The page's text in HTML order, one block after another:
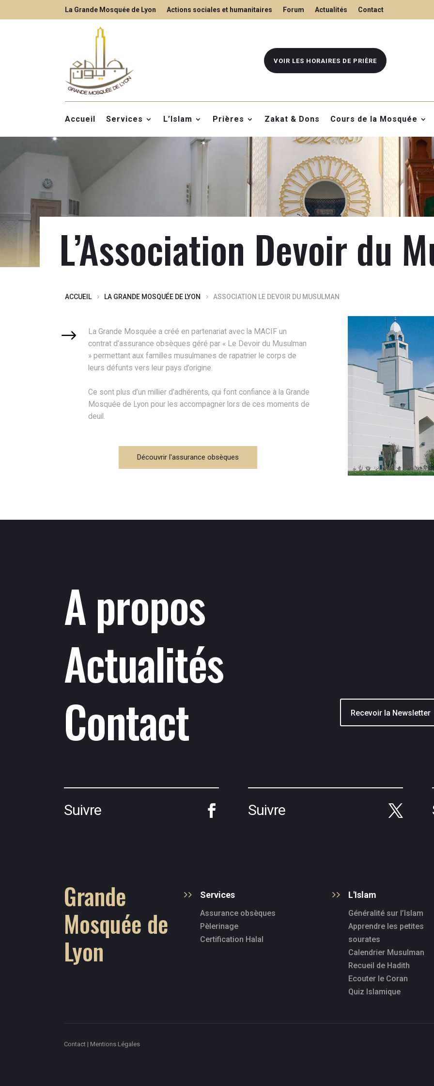
La Grande Mosquée de Lyon Actions sociales et humanitaires Forum Actualités Contact
VOIR LES HORAIRES DE PRIÈRE
Accueil Services L’Islam Prières Zakat & Dons Cours de la Mosquée
L’Association Devoir du
ACCUEIL LA GRANDE MOSQUÉE DE LYON ASSOCIATION LE DEVOIR DU MUSULMAN
La Grande Mosquée a créé en partenariat avec la MACIF un
contrat d’assurance obsèques géré par « Le Devoir du Musulman
» permettant aux familles musulmanes de rapatrier le corps de
leurs défunts vers leur pays d’origine.
Ce sont plus d’un millier d’adhérents, qui font confiance à la Grande
Mosquée de Lyon pour les accompagner lors de ces moments de
deuil.
Découvrir l'assurance obsèques
A propos
Actualités
Contact
Suivre Suivre
Grande
Mosquée de
Lyon
Services
Assurance obsèques
Pèlerinage
Certification Halal
L'Islam
Généralité sur l’Islam
Apprendre les petites
sourates
Calendrier Musulman
Recueil de Hadith
Ecouter le Coran
Quiz Islamique
Contact | Mentions Légales